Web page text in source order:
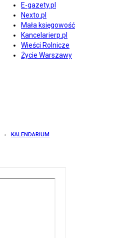
E-gazety.pl
Nexto.pl
Mała księgowość
Kancelarierp.pl
Wieści Rolnicze
Życie Warszawy
KALENDARIUM